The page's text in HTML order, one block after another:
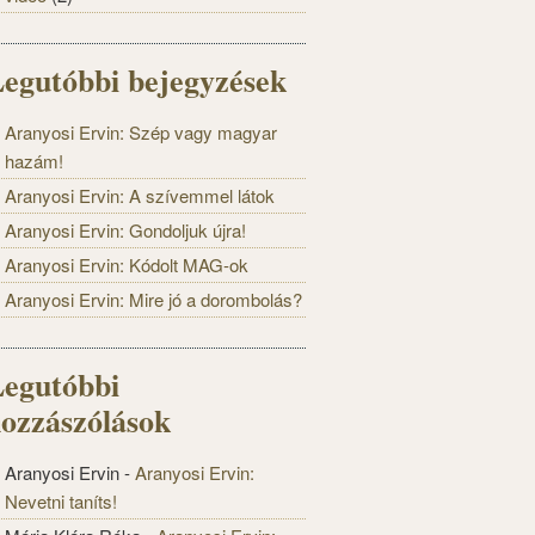
bejegyzések
Aranyosi Ervin: Szép vagy magyar
hazám!
Aranyosi Ervin: A szívemmel látok
Aranyosi Ervin: Gondoljuk újra!
Aranyosi Ervin: Kódolt MAG-ok
Aranyosi Ervin: Mire jó a dorombolás?
Aranyosi Ervin-Aranyosi Ervin:
Nevetni taníts!